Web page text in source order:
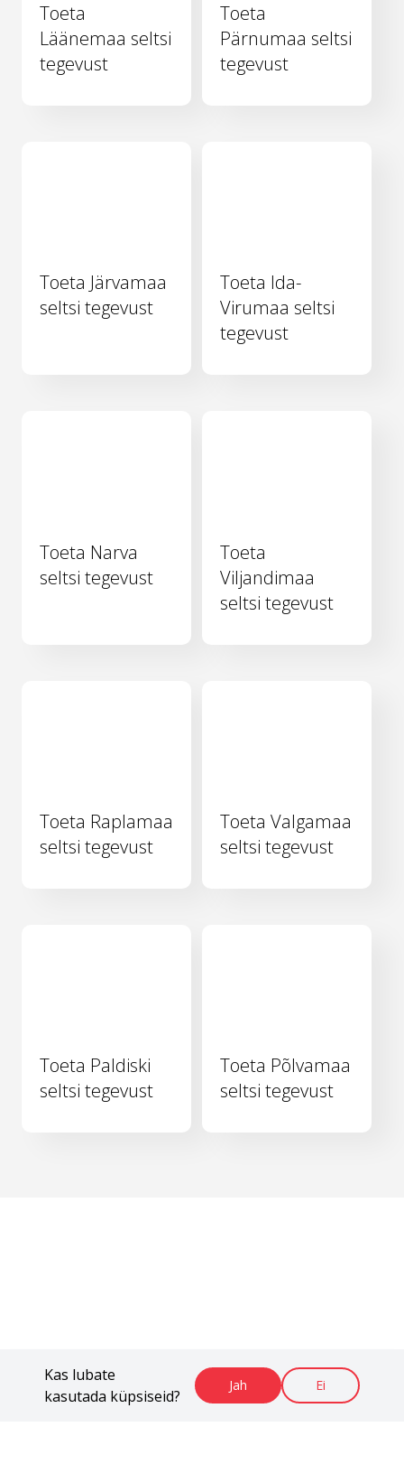
Kas lubate
kasutada küpsiseid?
Jah Ei
Toeta
Läänemaa seltsi
tegevust
Toeta
Pärnumaa seltsi
tegevust
Toeta Järvamaa
seltsi tegevust
Toeta Ida-
Virumaa seltsi
tegevust
Toeta Narva
seltsi tegevust
Toeta
Viljandimaa
seltsi tegevust
Toeta Raplamaa
seltsi tegevust
Toeta Valgamaa
seltsi tegevust
Toeta Paldiski
seltsi tegevust
Toeta Põlvamaa
seltsi tegevust